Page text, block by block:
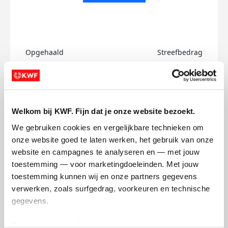
Welkom bij KWF. Fijn dat je onze website bezoekt.
We gebruiken cookies en vergelijkbare technieken om
onze website goed te laten werken, het gebruik van onze
website en campagnes te analyseren en — met jouw
toestemming — voor marketingdoeleinden. Met jouw
toestemming kunnen wij en onze partners gegevens
verwerken, zoals surfgedrag, voorkeuren en technische
gegevens.
Opgehaald Streefbedrag
Luciano's badges